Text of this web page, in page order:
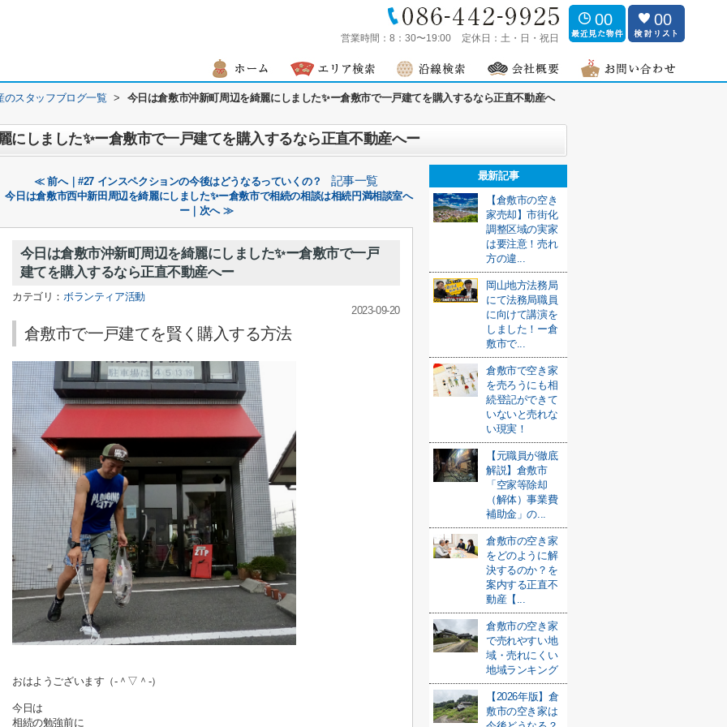
営業時間： 8：30〜19:00 定休日： 土・日・祝日
00 00
のスタッフブログ一覧 > 今日は倉敷市沖新町周辺を綺麗にしました✨ー倉敷市で一戸建てを購入するなら正直不動産へ
にしました✨ー倉敷市で一戸建てを購入するなら正直不動産へー
≪ 前へ｜#27 インスペクションの今後はどうなるっていくの？ 記事一覧
今日は倉敷市西中新田周辺を綺麗にしました✨ー倉敷市で相続の相談は相続円満相談室へ
ー｜次へ ≫
今日は倉敷市沖新町周辺を綺麗にしました✨ー倉敷市で一戸
建てを購入するなら正直不動産へー
カテゴリ：ボランティア活動
2023-09-20
倉敷市で一戸建てを賢く購入する方法
おはようございます（‐＾▽＾‐）
今日は
相続の勉強前に
最新記事
【倉敷市の空き
家売却】市街化
調整区域の実家
は要注意！売れ
方の違...
岡山地方法務局
にて法務局職員
に向けて講演を
しました！ー倉
敷市で...
倉敷市で空き家
を売ろうにも相
続登記ができて
いないと売れな
い現実！
【元職員が徹底
解説】倉敷市
「空家等除却
（解体）事業費
補助金」の...
倉敷市の空き家
をどのように解
決するのか？を
案内する正直不
動産【...
倉敷市の空き家
で売れやすい地
域・売れにくい
地域ランキング
【2026年版】倉
敷市の空き家は